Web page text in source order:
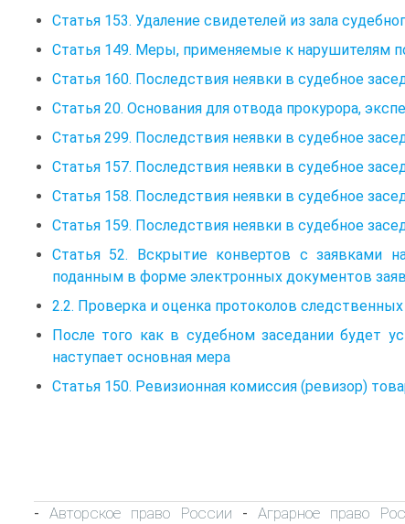
Статья 153. Удаление свидетелей из зала
Статья 149. Меры, применяемые к нарушителям
Статья 160. Последствия неявки в судебное
Статья 20. Основания для отвода прокурора,
Статья 299. Последствия неявки в судебное
Статья 157. Последствия неявки в судебное
Статья 158. Последствия неявки в судебное
Статья 159. Последствия неявки в судебное
Статья 52. Вскрытие конвертов с заявками
поданным в форме электронных документов
2.2. Проверка и оценка протоколов
После того как в судебном заседании будет
наступает основная мера
Статья 150. Ревизионная комиссия (ревизор)
-Авторское право России -Аграрное право